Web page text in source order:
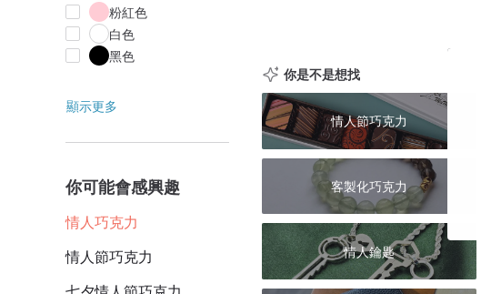
粉紅色
白色
黑色
顯示更多
你可能會感興趣
情人巧克力
情人節巧克力
你是不是想找
情人節巧克力
客製化巧克力
情人鑰匙